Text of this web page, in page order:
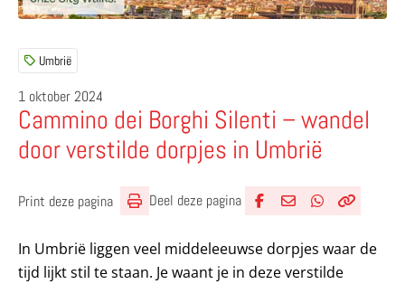
Umbrië
1 oktober 2024
Cammino dei Borghi Silenti – wandel
door verstilde dorpjes in Umbrië
Print deze pagina Deel deze pagina
In Umbrië liggen veel middeleeuwse dorpjes waar de
tijd lijkt stil te staan. Je waant je in deze verstilde